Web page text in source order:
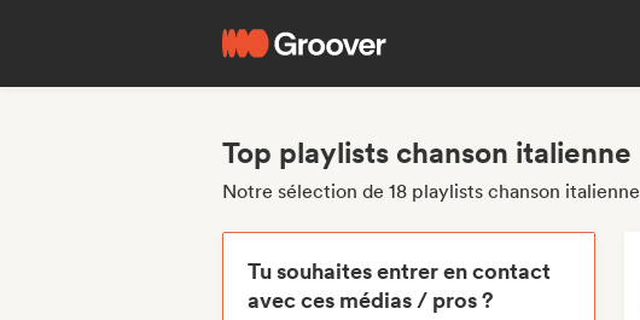
Top playlists chanson italienne
Notre sélection de 18 playlists chanson italienne
Tu souhaites entrer en contact
avec ces médias / pros ?